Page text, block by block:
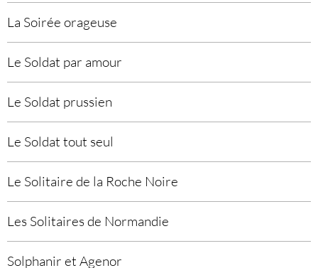
La Soirée orageuse
Le Soldat par amour
Le Soldat prussien
Le Soldat tout seul
Le Solitaire de la Roche Noire
Les Solitaires de Normandie
Solphanir et Agenor